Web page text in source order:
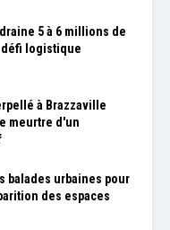
5 à 6 millions de
logistique
à Brazzaville
meurtre d'un
balades urbaines pour
des espaces